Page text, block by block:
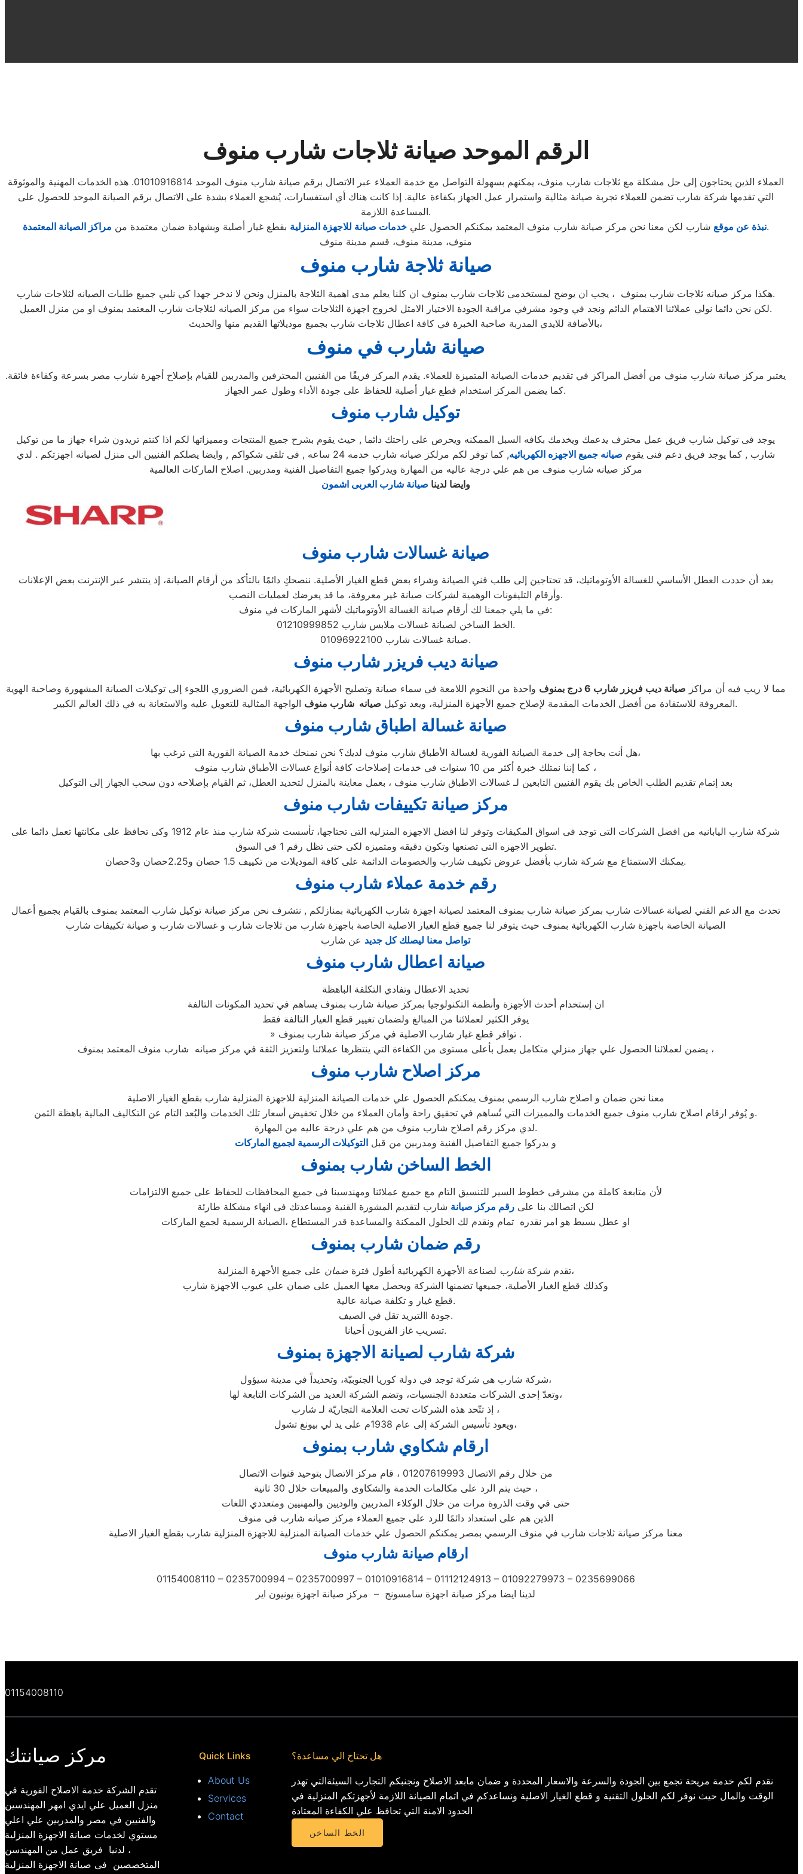
الرقم الموحد صيانة ثلاجات شارب منوف
العملاء الذين يحتاجون إلى حل مشكلة مع ثلاجات شارب منوف، يمكنهم بسهولة التواصل مع خدمة العملاء عبر الاتصال برقم صيانة شارب منوف الموحد 01010916814. هذه الخدمات المهنية والموثوقة
التي تقدمها شركة شارب تضمن للعملاء تجربة صيانة مثالية واستمرار عمل الجهاز بكفاءة عالية. إذا كانت هناك أي استفسارات، يُشجع العملاء بشدة على الاتصال برقم الصيانة الموحد للحصول على
المساعدة اللازمة.
نبذة عن موقع شارب لكن معنا نحن مركز صيانة شارب منوف المعتمد يمكنكم الحصول عليخدمات صيانة للاجهزة المنزلية بقطع غيار أصلية وبشهادة ضمان معتمدة من مراكز الصيانة المعتمدة
.
منوف، مدينة منوف، قسم مدينة منوف
صيانة ثلاجة شارب منوف
هكذا مركز صيانه ثلاجات شارب بمنوف ، يجب ان يوضح لمستخدمى ثلاجات شارب بمنوف ان كلنا يعلم مدى اهمية الثلاجة بالمنزل ونحن لا ندخر جهدا كي نلبي جميع طلبات الصيانه لثلاجات شارب.
لكن نحن دائما نولي عملائنا الاهتمام الدائم ونجد في وجود مشرفي مراقبة الجودة الاختيار الامثل لخروج اجهزة الثلاجات سواء من مركز الصيانه لثلاجات شارب المعتمد بمنوف او من منزل العميل.
بالأضافة للايدي المدربة صاحبة الخبرة في كافة اعطال ثلاجات شارب بجميع موديلاتها القديم منها والحديث،
صيانة شارب في منوف
يعتبر مركز صيانة شارب منوف من أفضل المراكز في تقديم خدمات الصيانة المتميزة للعملاء. يقدم المركز فريقًا من الفنيين المحترفين والمدربين للقيام بإصلاح أجهزة شارب مصر بسرعة وكفاءة فائقة.
كما يضمن المركز استخدام قطع غيار أصلية للحفاظ على جودة الأداء وطول عمر الجهاز.
توكيل شارب منوف
يوجد فى توكيل شارب فريق عمل محترف يدعمك ويخدمك بكافه السبل الممكنه ويحرص على راحتك دائما , حيث يقوم بشرح جميع المنتجات ومميزاتها لكم اذا كنتم تريدون شراء جهاز ما من توكيل
شارب , كما يوجد فريق دعم فنى يقوم صيانه جميع الاجهزه الكهربائيه
, كما توفر لكم مرلكز صيانه شارب خدمه 24 ساعه , فى تلقى شكواكم , وايضا يصلكم الفنيين الى منزل لصيانه اجهزتكم . لدي
مركز صيانه شارب منوف من هم علي درجة عاليه من المهارة ويدركوا جميع التفاصيل الفنية ومدربين. اصلاح الماركات العالمية
وايضا لدينا صيانة شارب العربى اشمون
صيانة غسالات شارب منوف
بعد أن حددت العطل الأساسي للغسالة الأوتوماتيك، قد تحتاجين إلى طلب فني الصيانة وشراء بعض قطع الغيار الأصلية. ننصحكِ دائمًا بالتأكد من أرقام الصيانة، إذ ينتشر عبر الإنترنت بعض الإعلانات
وأرقام التليفونات الوهمية لشركات صيانة غير معروفة، ما قد يعرضك لعمليات النصب.
في ما يلي جمعنا لك أرقام صيانة الغسالة الأوتوماتيك لأشهر الماركات في منوف:
الخط الساخن لصيانة غسالات ملابس شارب 01210999852.
صيانة غسالات شارب 01096922100.
صيانة ديب فريزر شارب منوف
مما لا ريب فيه أن مراكز صيانة ديب فريزر شارب 6 درج بمنوف
واحدة من النجوم اللامعة في سماء صيانة وتصليح الأجهزة الكهربائية، فمن الضروري اللجوء إلى توكيلات الصيانة المشهورة وصاحبة الهوية
المعروفة للاستفادة من أفضل الخدمات المقدمة لإصلاح جميع الأجهزة المنزلية، ويعد توكيل صيانه شارب منوف الواجهة المثالية للتعويل عليه والاستعانة به في ذلك العالم الكبير.
صيانة غسالة اطباق شارب منوف
هل أنت بحاجة إلى خدمة الصيانة الفورية لغسالة الأطباق شارب منوف لديك؟ نحن نمنحك خدمة الصيانة الفورية التي ترغب بها،
كما إننا نمتلك خبرة أكثر من 10 سنوات في خدمات إصلاحات كافة أنواع غسالات الأطباق شارب منوف ،
بعد إتمام تقديم الطلب الخاص بك يقوم الفنيين التابعين لـ غسالات الاطباق شارب منوف ، بعمل معاينة بالمنزل لتحديد العطل، ثم القيام بإصلاحه دون سحب الجهاز إلى التوكيل
مركز صيانة تكييفات شارب منوف
شركة شارب اليابانيه من افضل الشركات التى توجد فى اسواق المكيفات وتوفر لنا افضل الاجهزه المنزليه التى تحتاجها، تأسست شركة شارب منذ عام 1912 وكى تحافظ على مكانتها تعمل دائما على
تطوير الاجهزه التى تصنعها وتكون دقيقه ومتميزه لكى حتى تظل رقم 1 في السوق.
يمكنك الاستمتاع مع شركة شارب بأفضل عروض تكييف شارب والخصومات الدائمة على كافة الموديلات من تكييف 1.5 حصان و2.25حصان و3حصان.
رقم خدمة عملاء شارب منوف
تحدث مع الدعم الفني لصيانة غسالات شارب بمركز صيانة شارب بمنوف المعتمد لصيانة اجهزة شارب الكهربائية بمنازلكم , نتشرف نحن مركز صيانة توكيل شارب المعتمد بمنوف بالقيام بجميع أعمال
الصيانة الخاصة باجهزة شارب الكهربائية بمنوف حيث يتوفر لنا جميع قطع الغيار الاصلية الخاصة باجهزة شارب من ثلاجات شارب و غسالات شارب و صيانة تكييفات شارب
تواصل معنا ليصلك كل جديد عن شارب
صيانة اعطال شارب منوف
تحديد الاعطال وتفادي التكلفة الباهظة
ان إستخدام أحدث الأجهزة وأنظمة التكنولوجيا بمركز صيانة شارب بمنوف يساهم في تحديد المكونات التالفة
يوفر الكثير لعملائنا من المبالغ ولضمان تغيير قطع الغيار التالفة فقط
» توافر قطع غيار شارب الاصلية في مركز صيانة شارب بمنوف .
يضمن لعملائنا الحصول علي جهاز منزلي متكامل يعمل بأعلى مستوى من الكفاءة التي ينتظرها عملائنا ولتعزيز الثقة في مركز صيانه شارب منوف المعتمد بمنوف ،
مركز اصلاح شارب منوف
معنا نحن ضمان و اصلاح شارب الرسمي بمنوف يمكنكم الحصول علي خدمات الصيانة المنزلية للاجهزة المنزلية شارب بقطع الغيار الاصلية
و يُوفر ارقام اصلاح شارب منوف جميع الخدمات والمميزات التي تُساهم في تحقيق راحة وأمان العملاء من خلال تخفيض أسعار تلك الخدمات والبُعد التام عن التكاليف المالية باهظة الثمن.
لدي مركز رقم اصلاح شارب منوف من هم علي درجة عاليه من المهارة.
و يدركوا جميع التفاصيل الفنية ومدربين من قبل التوكيلات الرسمية لجميع الماركات
الخط الساخن شارب بمنوف
لأن متابعة كاملة من مشرفى خطوط السير للتنسيق التام مع جميع عملائنا ومهندسينا فى جميع المحافظات للحفاظ على جميع الالتزامات
لكن اتصالك بنا على رقم مركز صيانة شارب لتقديم المشورة القنية ومساعدتك فى انهاء مشكلة طارئة
او عطل بسيط هو امر نقدره تمام ونقدم لك الحلول الممكنة والمساعدة قدر المستطاع ،الصيانة الرسمية لجمع الماركات
رقم ضمان شارب بمنوف
تقدم شركةشارب لصناعة الأجهزة الكهربائية أطول فترةضمان
على جميع الأجهزة المنزلية،
وكذلك قطع الغيار الأصلية، جميعها تضمنها الشركة ويحصل معها العميل على ضمان علي عيوب الاجهزة شارب
قطع غيار و تكلفة صيانة عالية.
جودة االتبريد تقل في الصيف.
تسريب غاز الفريون أحيانا.
شركة شارب لصيانة الاجهزة بمنوف
شركة شارب هي شركة توجد في دولة كوريا الجنوبيّة، وتحديداً في مدينة سيؤول،
وتعدّ إحدى الشركات متعددة الجنسيات، وتضم الشركة العديد من الشركات التابعة لها،
إذ تتّحد هذه الشركات تحت العلامة التجاريّة لـ شارب ،
ويعود تأسيس الشركة إلى عام 1938م على يد لي بيونغ تشول،
ارقام شكاوي شارب بمنوف
من خلال رقم الاتصال 01207619993 ، قام مركز الاتصال بتوحيد قنوات الاتصال
حيث يتم الرد على مكالمات الخدمة والشكاوى والمبيعات خلال 30 ثانية ،
حتى في وقت الذروة مرات من خلال الوكلاء المدربين والوديين والمهنيين ومتعددي اللغات
الذين هم على استعداد دائمًا للرد على جميع العملاء مركز صيانه شارب فى منوف
معنا مركز صيانة ثلاجات شارب في منوف الرسمي بمصر يمكنكم الحصول علي خدمات الصيانة المنزلية للاجهزة المنزلية شارب بقطع الغيار الاصلية
ارقام صيانة شارب منوف
01154008110 – 0235700994 – 0235700997 – 01010916814 – 01112124913 – 01092279973 – 0235699066
لدينا ايضا مركز صيانة اجهزة سامسونج – مركز صيانة اجهزة يونيون اير
01154008110
مركز صيانتك
تقدم الشركة خدمة الاصلاح الفورية في
منزل العميل علي ايدي امهر المهندسين
والفنيين في مصر والمدربين علي اعلي
مستوي لخدمات صيانة الاجهزة المنزلية
، لدنيا فريق عمل من المهندسن
المتخصصين فى صيانة الاجهزة المنزلية
Quick Links
About Us
Services
Contact
هل تحتاج الي مساعدة؟
نقدم لكم خدمة مريحة تجمع بين الجودة والسرعة والاسعار المحددة و ضمان مابعد الاصلاح ونجنبكم التجارب السيئةالتي تهدر
الوقت والمال حيث نوفر لكم الحلول التقنية و قطع الغيار الاصلية ونساعدكم في اتمام الصيانة اللازمة لأجهزتكم المنزلية في
الحدود الامنة التي تحافظ علي الكفاءة المعتادة
الخط الساخن